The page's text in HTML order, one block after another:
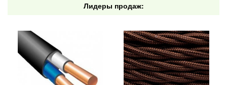
Лидеры продаж: